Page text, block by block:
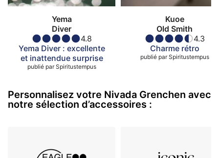
Yema
Diver
4.8
Yema Diver : excellente
et inattendue surprise
publié par Spiritustempus
Kuoe
Old Smith
4.3
Charme rétro
publié par Spiritustempus
Personnalisez votre Nivada Grenchen avec
notre sélection d’accessoires :